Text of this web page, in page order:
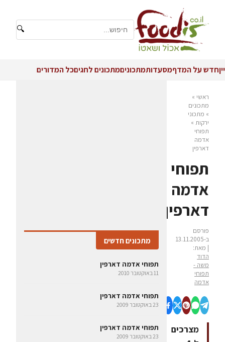
🔍
ייןחדש על המדףמסעדותמתכוניםמתכונים לחגיםכל המדורים
ראשי »
מתכונים
» מתכוני
ירקות »
תפוחי
אדמה
דארפין
תפוחי
אדמה
דארפין
פורסם
ב-13.11.2005
| מאת:
הדוד
משה -
תפוחי
אדמה
מצרכים
מתכונים חדשים
תפוחי אדמה דארפין
11 באוקטובר 2010
תפוחי אדמה דארפין
23 באוקטובר 2009
תפוחי אדמה דארפין
23 באוקטובר 2009